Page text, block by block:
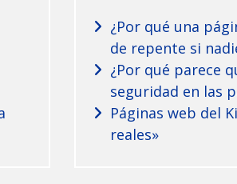
¿Por qué una
de repente si
¿Por qué parece
seguridad en las
Páginas web del
reales»